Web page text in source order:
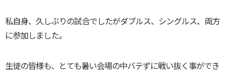
私自身、久しぶりの試合でしたがダブルス、シングルス、両方
に参加しました。
生徒の皆様も、とても暑い会場の中バテずに戦い抜く事ができ